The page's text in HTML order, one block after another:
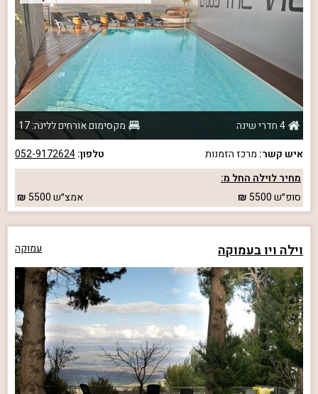
4 חדרי שינה
מקסימום אורחים ללינה: 17
איש קשר: מרכז הזמנות טלפון:052-9172624
מחיר לוילה החל מ:
סופ״ש5500 אמצ״ש5500
וילה ויו בעמוקה עמוקה